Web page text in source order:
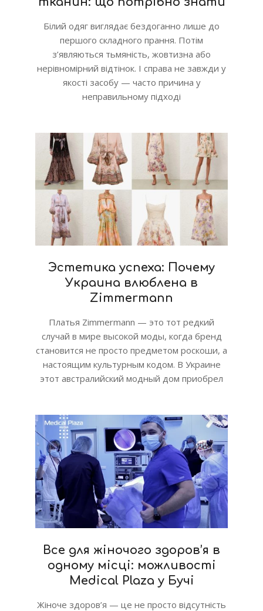
Білий одяг виглядає бездоганно лише до
першого складного прання. Потім
з’являються тьмяність, жовтизна або
нерівномірний відтінок. І справа не завжди у
якості засобу — часто причина у
неправильному підході
Эстетика успеха: Почему
Украина влюблена в
Zimmermann
Платья Zimmermann — это тот редкий
случай в мире высокой моды, когда бренд
становится не просто предметом роскоши, а
настоящим культурным кодом. В Украине
этот австралийский модный дом приобрел
Все для жіночого здоров’я в
одному місці: можливості
Medical Plaza у Бучі
Жіноче здоров’я — це не просто відсутність